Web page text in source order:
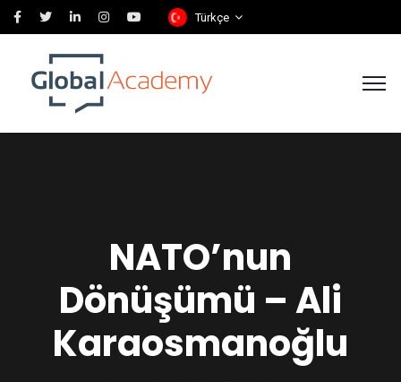
Türkçe
NATO’nun
Dönüşümü – Ali
Karaosmanoğlu